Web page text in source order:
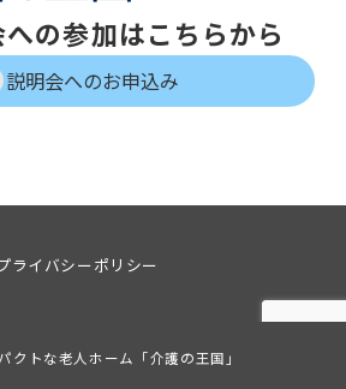
の参加はこちらから
説明会へのお申込み
ライバシーポリシー
クトな老人ホーム「介護の王国」